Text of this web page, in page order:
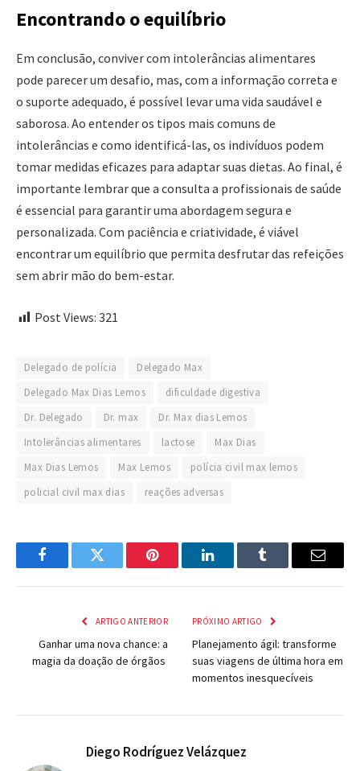
Encontrando o equilíbrio
Em conclusão, conviver com intolerâncias alimentares
pode parecer um desafio, mas, com a informação correta e
o suporte adequado, é possível levar uma vida saudável e
saborosa. Ao entender os tipos mais comuns de
intolerâncias e como identificá-las, os indivíduos podem
tomar medidas eficazes para adaptar suas dietas. Ao final, é
importante lembrar que a consulta a profissionais de saúde
é essencial para garantir uma abordagem segura e
personalizada. Com paciência e criatividade, é viável
encontrar um equilíbrio que permita desfrutar das refeições
sem abrir mão do bem-estar.
Post Views: 321
Delegado de polícia
Delegado Max
Delegado Max Dias Lemos
dificuldade digestiva
Dr. Delegado
Dr. max
Dr. Max dias Lemos
Intolerâncias alimentares
lactose
Max Dias
Max Dias Lemos
Max Lemos
polícia civil max lemos
policial civil max dias
reações adversas
FacebookTwitter Pinterest LinkedInTumblr Email
ARTIGO ANTERIOR
Ganhar uma nova chance: a
magia da doação de órgãos
PRÓXIMO ARTIGO
Planejamento ágil: transforme
suas viagens de última hora em
momentos inesquecíveis
Diego Rodríguez Velázquez